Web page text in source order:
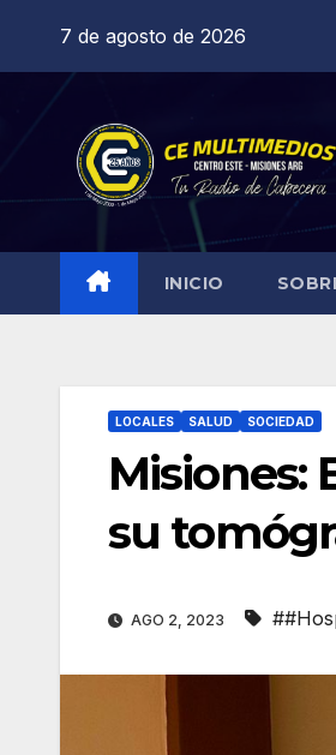
7 de agosto de 2026
INICIO
LOCALES SALUD SOCIEDAD
Misiones:
su
AGO 2, 2023